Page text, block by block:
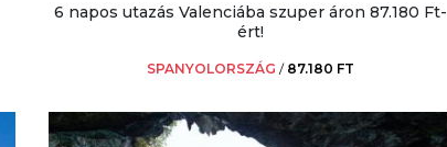
6 napos utazás Valenciába szuper áron 87.180 Ft-
ért!
SPANYOLORSZÁG / 87.180 FT